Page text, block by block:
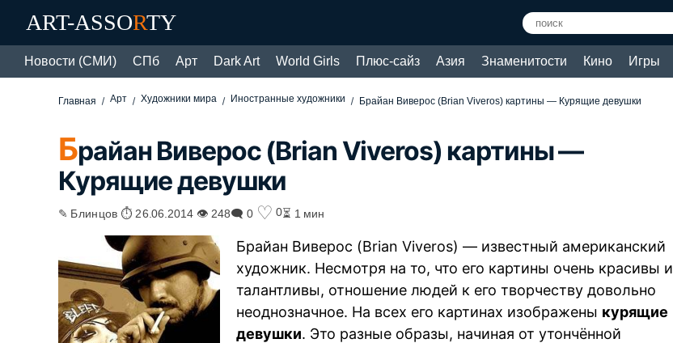
ART-ASSORTY
Новости (СМИ) СПб Арт Dark Art World Girls Плюс-сайз Азия Знаменитости Кино Игры
Главная Арт Художники мира Иностранные художники Брайан Виверос (Brian Viveros) картины — Курящие девушки
Брайан Виверос (Brian Viveros) картины —
Курящие девушки
✎ Блинцов ⏱ 26.06.2014 👁 248🗨 0 ♡ 0⏳ 1 мин
Брайан Виверос (Brian Viveros) — известный американский
художник. Несмотря на то, что его картины очень красивы и
талантливы, отношение людей к его творчеству довольно
неоднозначное. На всех его картинах изображены курящие
девушки. Это разные образы, начиная от утончённой